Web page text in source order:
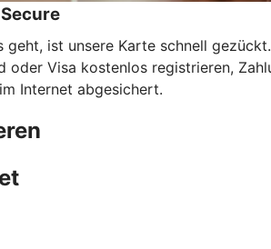
geht, ist unsere Karte schnell
Visa kostenlos registrieren,
Internet abgesichert.